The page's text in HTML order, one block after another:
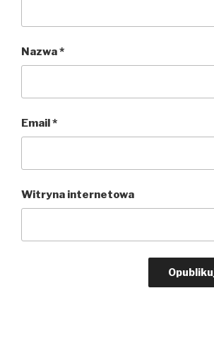
Nazwa*
Email*
Witryna internetowa